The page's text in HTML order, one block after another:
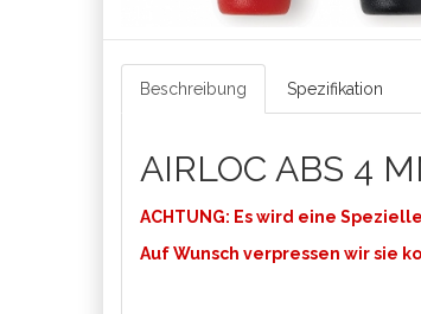
Beschreibung Spezifikation
AIRLOC ABS 4
ACHTUNG: Es wird eine
AufWunsch verpressen wir sie